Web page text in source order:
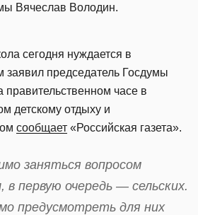
Вячеслав Володин.
сегодня нуждается в
заявил председатель Госдумы
часе в
детскому отдыху и
сообщает «Российская газета».
заняться вопросом
в первую очередь — сельских.
предусмотреть для них